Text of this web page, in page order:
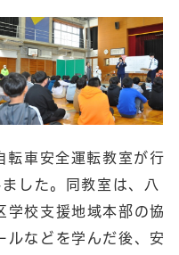
転車安全運転教室が行
した。同教室は、八
学校支援地域本部の協
ルなどを学んだ後、安